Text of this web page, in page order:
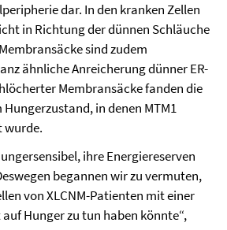
dar. In den kranken Zellen
in Richtung der dünnen Schläuche
sind zudem
ähnliche Anreicherung dünner ER-
Membransäcke fanden die
in denen MTM1
wurde.
ihre Energiereserven
begannen wir zu vermuten,
von XLCNM-Patienten mit einer
Hunger zu tun haben könnte“,